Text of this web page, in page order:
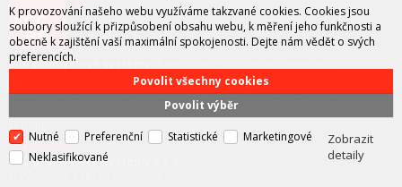
FCC průmyslové systémy
zastupující významné výrobce v oblasti průmyslové automatizace a
telekomunikační techniky. Společnost je též významným vývojářem a
integrátorem se specializací na systémy strojového vidění a pokročilé
KONTAKT
FCC průmyslové systémy s.r.o.
K provozování našeho webu využíváme takzvané cookies. Cookies jsou
soubory sloužící k přizpůsobení obsahu webu, k měření jeho funkčnosti a
obecně k zajištění vaší maximální spokojenosti. Dejte nám vědět o svých
preferencích.
Povolit výběr
Povolit všechny cookies
Nutné Preferenční Statistické
Marketingové
Neklasifikované
Zobrazit
detaily